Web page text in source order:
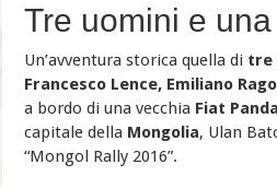
Tre uomini e
Un’avventura storica quella di tre
Francesco Lence, Emiliano
a bordo di una vecchia Fiat Panda
capitale della Mongolia, Ulan
“Mongol Rally 2016”.